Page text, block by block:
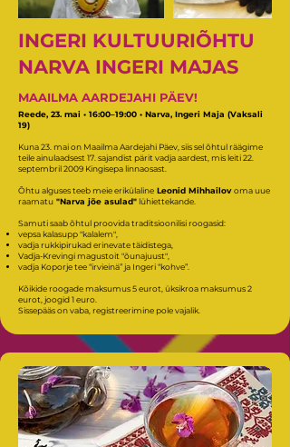
INGERI KULTUURIÕHTU
NARVA INGERI MAJAS
MAAILMA AARDEJAHI PÄEV!
Reede, 23. mai • 16:00–19:00 • Narva, Ingeri Maja (Vaksali
19)
Kuna 23. mai on Maailma Aardejahi Päev, siis sel õhtul räägime
teile ainulaadsest 17. sajandist pärit vadja aardest, mis leiti 22.
septembril 2009 Kingisepa linnaosast.
Õhtu alguses teeb meie erikülaline Leonid Mihhailovoma uue
raamatu "Narva jõe asulad"lühiettekande.
Samuti saab õhtul proovida traditsioonilisi roogasid:
vepsa kalasupp "kalalem",
vadja rukkipirukad erinevate täidistega,
Vadja-Krevingi magustoit "õunajuust",
vadja Koporje tee “irvieinä” ja Ingeri “kohve”.
Kõikide roogade maksumus 5 eurot, üksikroa maksumus 2
eurot, joogid 1 euro.
Sissepääs on vaba, registreerimine pole vajalik.